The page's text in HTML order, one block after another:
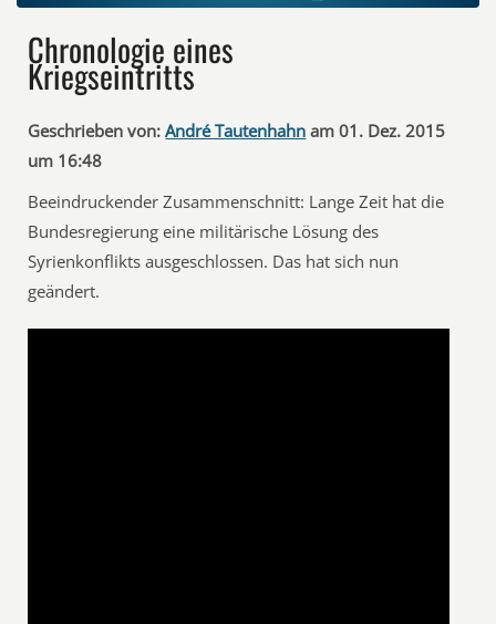
Chronologie eines
Kriegseintritts
Geschrieben von: André Tautenhahn am 01. Dez. 2015
um 16:48
Beeindruckender Zusammenschnitt: Lange Zeit hat die
Bundesregierung eine militärische Lösung des
Syrienkonflikts ausgeschlossen. Das hat sich nun
geändert.